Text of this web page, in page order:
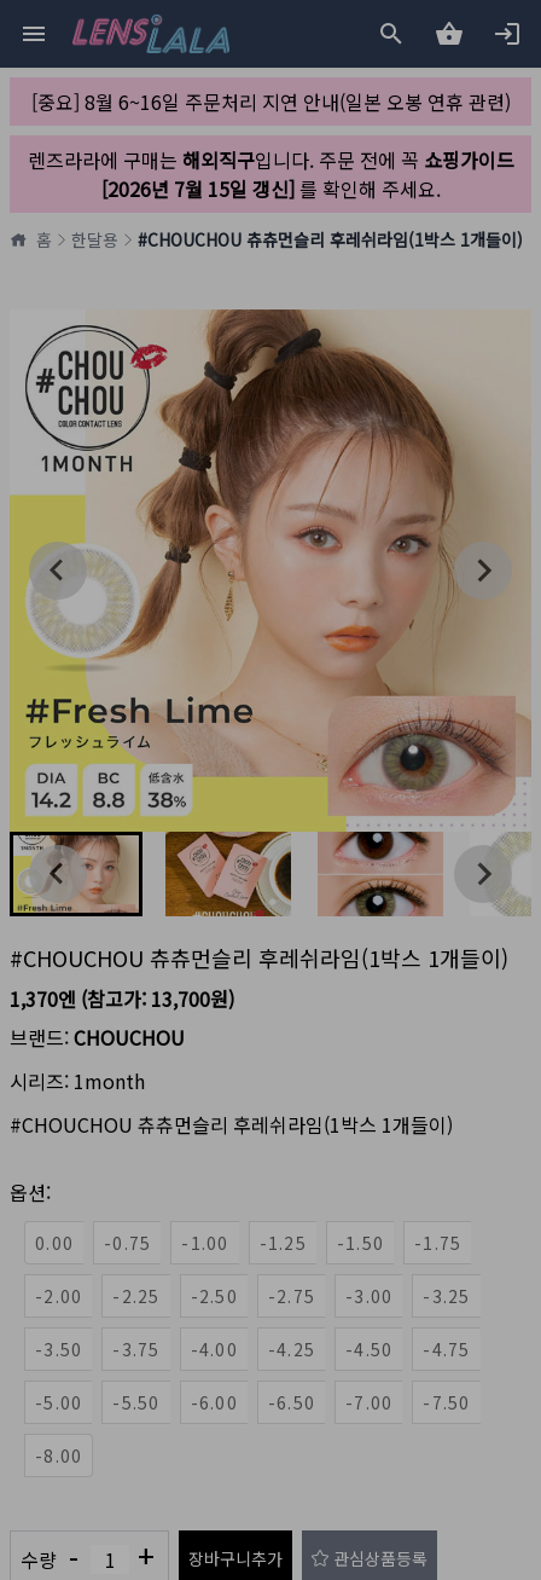
[중요] 8월 6~16일 주문처리 지연 안내(일본 오봉 연휴 관련)
렌즈라라에 구매는 해외직구입니다. 주문 전에 꼭 쇼핑가이드
[2026년 7월 15일 갱신]를 확인해 주세요.
홈 한달용 #CHOUCHOU 츄츄먼슬리 후레쉬라임(1박스 1개들이)
#CHOUCHOU 츄츄먼슬리 후레쉬라임(1박스 1개들이)
1,370엔 (참고가: 13,700원)
브랜드:CHOUCHOU
시리즈: 1month
#CHOUCHOU 츄츄먼슬리 후레쉬라임(1박스 1개들이)
옵션:
0.00 -0.75 -1.00 -1.25 -1.50 -1.75
-2.00 -2.25 -2.50 -2.75 -3.00 -3.25
-3.50 -3.75 -4.00 -4.25 -4.50 -4.75
-5.00 -5.50 -6.00 -6.50 -7.00 -7.50
-8.00
수량 - + 장바구니추가 관심상품등록